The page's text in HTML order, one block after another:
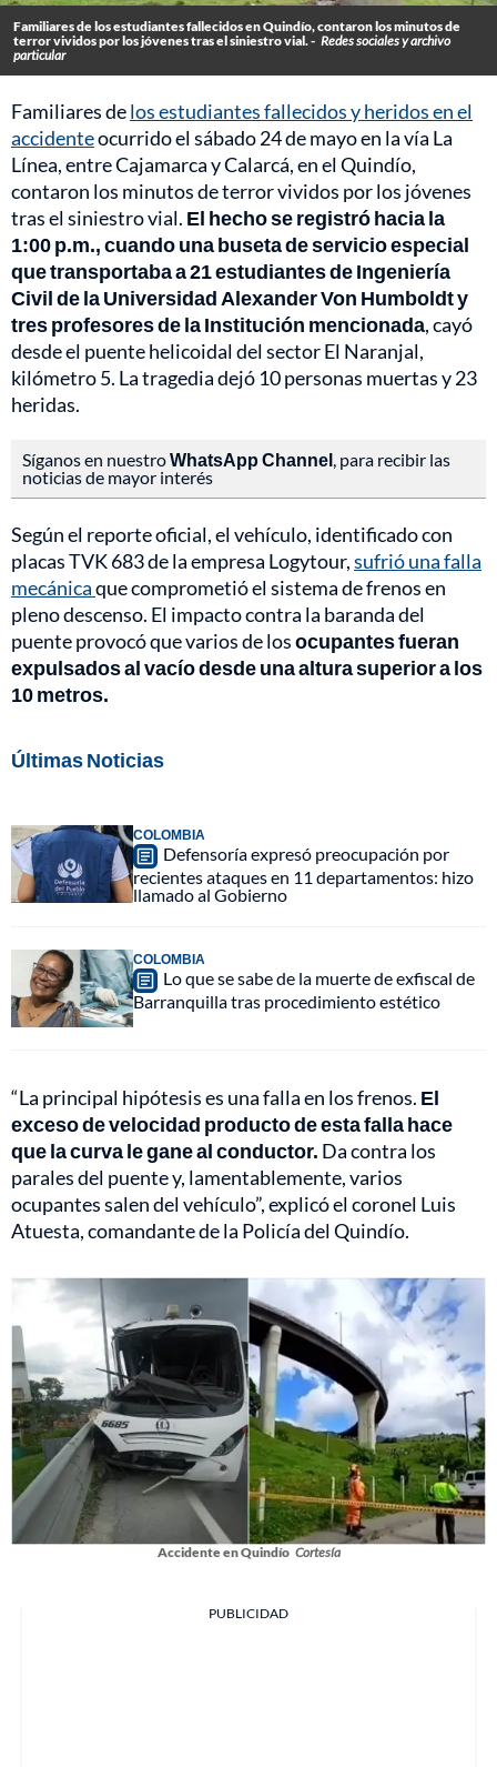
Familiares de los estudiantes fallecidos en Quindío, contaron los minutos de
terror vividos por los jóvenes tras el siniestro vial. - Redes sociales y archivo
particular
Familiares delos estudiantes fallecidos y heridos en el
accidenteocurrido el sábado 24 de mayo en la vía La
Línea, entre Cajamarca y Calarcá, en el Quindío,
contaron los minutos de terror vividos por los jóvenes
tras el siniestro vial. El hecho se registró hacia la
1:00 p.m., cuando una buseta de servicio especial
que transportaba a 21 estudiantes de Ingeniería
Civil de la Universidad Alexander Von Humboldt y
tres profesores de la Institución mencionada, cayó
desde el puente helicoidal del sector El Naranjal,
kilómetro 5. La tragedia dejó 10 personas muertas y 23
heridas.
Síganos en nuestroWhatsApp Channel, para recibir las
noticias de mayor interés
Según el reporte oficial, el vehículo, identificado con
placas TVK 683 de la empresa Logytour,sufrió una falla
mecánicaque comprometió el sistema de frenos en
pleno descenso. El impacto contra la baranda del
puente provocó que varios de losocupantes fueran
expulsados al vacío desde una altura superior a los
10 metros.
Últimas Noticias
COLOMBIA
Defensoría expresó preocupación por
recientes ataques en 11 departamentos: hizo
llamado al Gobierno
COLOMBIA
Lo que se sabe de la muerte de exfiscal de
Barranquilla tras procedimiento estético
“La principal hipótesis es una falla en los frenos. El
exceso de velocidad producto de esta falla hace
que la curva le gane al conductor. Da contra los
parales del puente y, lamentablemente, varios
ocupantes salen del vehículo”, explicó el coronel Luis
Atuesta, comandante de la Policía del Quindío.
Accidente en Quindío Cortesía
PUBLICIDAD